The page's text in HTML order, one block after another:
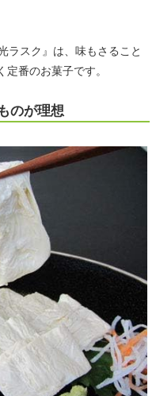
ラスク』は、味もさること
番のお菓子です。
のが理想